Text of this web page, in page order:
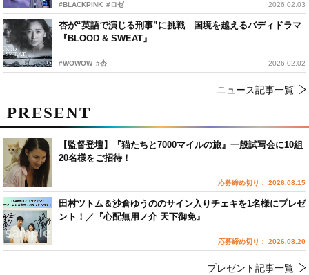
#BLACKPINK #ロゼ 2026.02.03
杏が“英語で演じる刑事”に挑戦 国境を越えるバディドラマ
『BLOOD & SWEAT』
#WOWOW #杏 2026.02.02
ニュース記事一覧
PRESENT
【監督登壇】『猫たちと7000マイルの旅』一般試写会に10組
20名様をご招待！
応募締め切り： 2026.08.15
田村ツトム＆沙倉ゆうののサイン入りチェキを1名様にプレゼ
ント！／『心配無用ノ介 天下御免』
応募締め切り： 2026.08.20
プレゼント記事一覧